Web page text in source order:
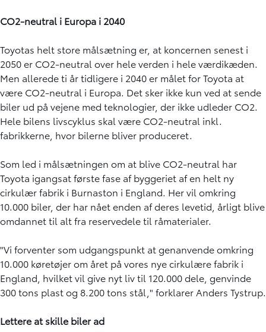
CO2-neutral i Europa i 2040
Toyotas helt store målsætning er, at koncernen senest i
2050 er CO2-neutral over hele verden i hele værdikæden.
Men allerede ti år tidligere i 2040 er målet for Toyota at
være CO2-neutral i Europa. Det sker ikke kun ved at sende
biler ud på vejene med teknologier, der ikke udleder CO2.
Hele bilens livscyklus skal være CO2-neutral inkl.
fabrikkerne, hvor bilerne bliver produceret.
Som led i målsætningen om at blive CO2-neutral har
Toyota igangsat første fase af byggeriet af en helt ny
cirkulær fabrik i Burnaston i England. Her vil omkring
10.000 biler, der har nået enden af deres levetid, årligt blive
omdannet til alt fra reservedele til råmaterialer.
"Vi forventer som udgangspunkt at genanvende omkring
10.000 køretøjer om året på vores nye cirkulære fabrik i
England, hvilket vil give nyt liv til 120.000 dele, genvinde
300 tons plast og 8.200 tons stål," forklarer Anders Tystrup.
Lettere at skille biler ad